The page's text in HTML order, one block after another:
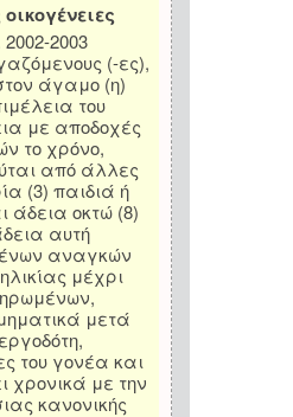
2003
(-ες),
άγαμο (η)
του
με αποδοχές
το χρόνο,
από άλλες
(3) παιδιά ή
άδεια οκτώ (8)
αυτή
αναγκών
μέχρι
μετά
του γονέα και
χρονικά με την
κανονικής